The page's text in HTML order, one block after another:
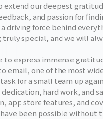
extend our deepest
and passion for
a driving force behind
special, and we will
to express immense
email, one of the most
for a small team up
dedication, hard work, and
app store features, and
been possible without